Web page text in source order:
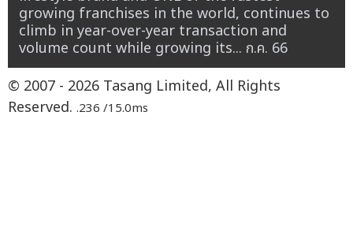
growing franchises in the world, continues to
climb in year-over-year transaction and
volume count while growing its... ก.ค. 66
© 2007 - 2026 Tasang Limited, All Rights
Reserved. .236 /15.0ms